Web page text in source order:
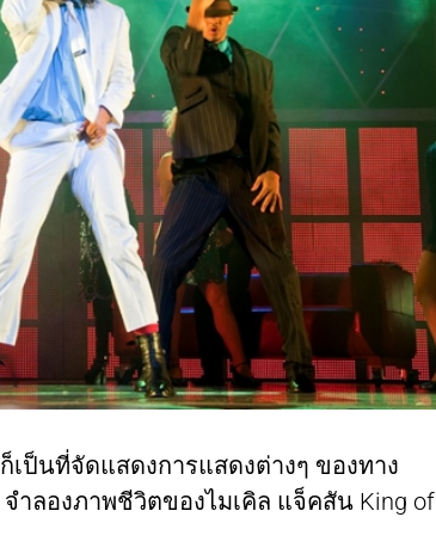
ป็นที่จัดแสดงการแสดงต่างๆ ของทาง
ำลองภาพชีวิตของไมเคิล แจ็คสัน King of